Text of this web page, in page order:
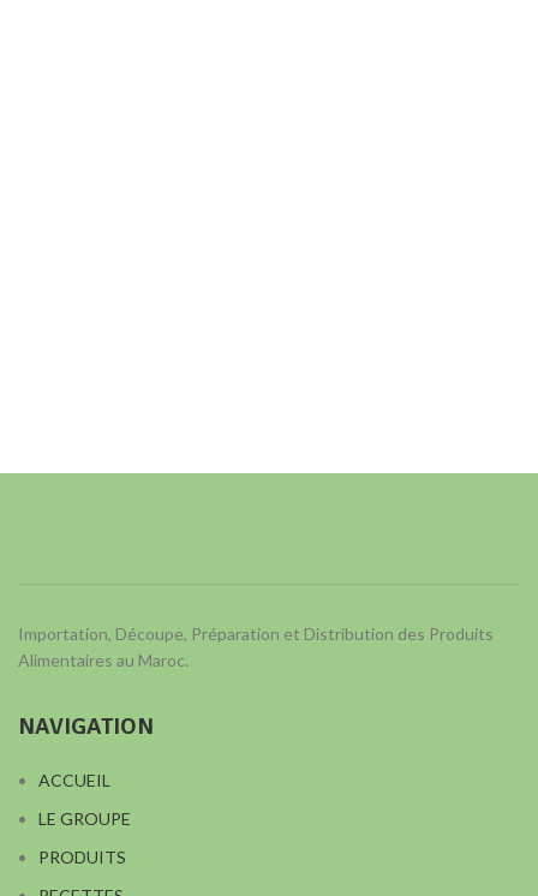
Importation, Découpe, Préparation et Distribution des Produits
Alimentaires au Maroc.
NAVIGATION
ACCUEIL
LE GROUPE
PRODUITS